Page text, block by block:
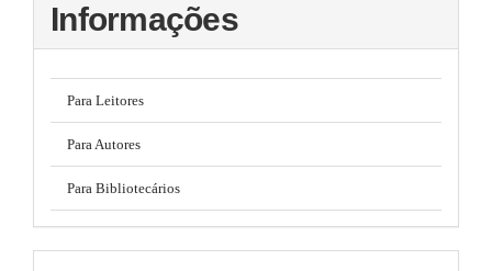
Informações
Para Leitores
Para Autores
Para Bibliotecários